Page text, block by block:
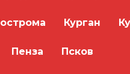
Курган
Пенза Псков